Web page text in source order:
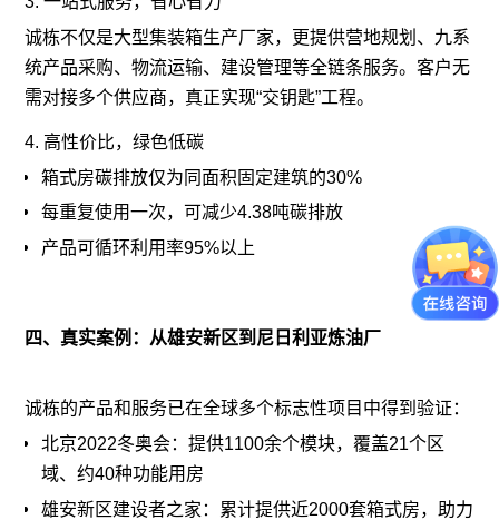
诚栋不仅是大型集装箱生产厂家，更提供营地规划、九系
统产品采购、物流运输、建设管理等全链条服务。客户无
需对接多个供应商，真正实现“交钥匙”工程。
4. 高性价比，绿色低碳
箱式房碳排放仅为同面积固定建筑的30%
每重复使用一次，可减少4.38吨碳排放
产品可循环利用率95%以上
四、真实案例：从雄安新区到尼日利亚炼油厂
诚栋的产品和服务已在全球多个标志性项目中得到验证：
北京2022冬奥会：提供1100余个模块，覆盖21个区
域、约40种功能用房
雄安新区建设者之家：累计提供近2000套箱式房，助力